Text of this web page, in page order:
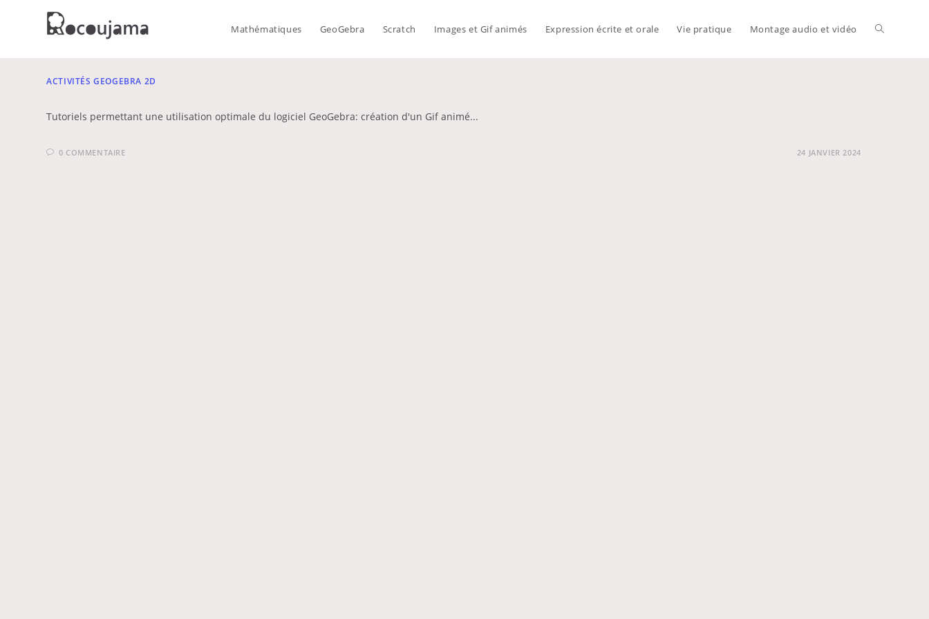
Mathématiques GeoGebra Scratch Images et Gif animés Expression écrite et orale Vie pratique Montage audio et vidéo Toggle
ACTIVITÉS GEOGEBRA 2D
Tutoriels permettant une utilisation optimale du logiciel GeoGebra: création d'un Gif animé...
0 COMMENTAIRE 24 JANVIER 2024